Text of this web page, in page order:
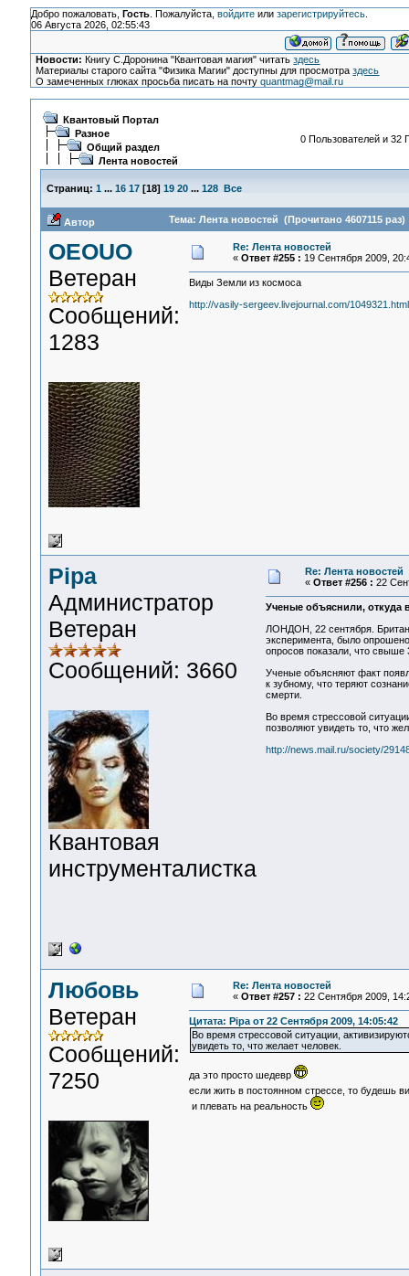
Добро пожаловать, Гость. Пожалуйста, войдитеили зарегистрируйтесь.
06 Августа 2026, 02:55:43
Новости: Книгу С.Доронина "Квантовая магия" читатьздесь
Материалы старого сайта "Физика Магии" доступны для просмотраздесь
О замеченных глюках просьба писать на почтуquantmag@mail.ru
Квантовый Портал
Разное
Общий раздел
Лента новостей
0 Пользователей и 32
Страниц: 1 ... 16 17[18] 19 20 ... 128 Все
Автор Тема: Лента новостей (Прочитано 4607115 раз)
OEOUO
Ветеран
Сообщений:
1283
Re: Лента новостей
« Ответ #255 : 19 Сентября 2009,
Виды Земли из космоса
http://vasily-sergeev.livejournal.com/
Pipa
Администратор
Ветеран
Сообщений: 3660
Квантовая
инструменталистка
Re: Лента новостей
« Ответ #256 : 22
Ученые объяснили, откуда
ЛОНДОН, 22 сентября.
эксперимента, было
опросов показали, что свыше
Ученые объясняют факт
к зубному, что теряют
смерти.
Во время стрессовой
позволяют увидеть то, что
http://news.mail.ru/society/
Любовь
Ветеран
Сообщений:
7250
Re: Лента новостей
« Ответ #257 : 22 Сентября 2009,
Цитата: Pipa от 22 Сентября 2009, 14:05:42
Во время стрессовой ситуации,
увидеть то, что желает человек.
да это просто шедевр
если жить в постоянном стрессе, то будешь
и плевать на реальность